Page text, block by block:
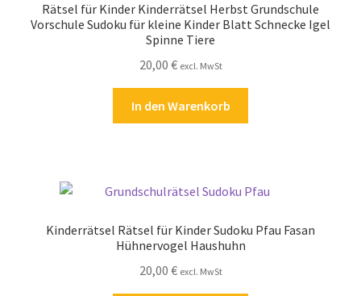
Rätsel für Kinder Kinderrätsel Herbst Grundschule
Vorschule Sudoku für kleine Kinder Blatt Schnecke Igel
Spinne Tiere
20,00 € excl. MwSt
In den Warenkorb
Kinderrätsel Rätsel für Kinder Sudoku Pfau Fasan
Hühnervogel Haushuhn
20,00 € excl. MwSt